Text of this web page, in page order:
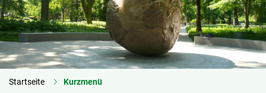
Startseite Kurzmenü